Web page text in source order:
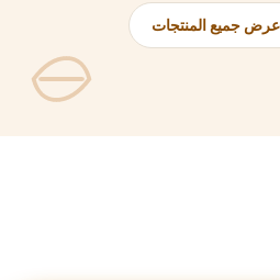
عرض جميع المنتجات